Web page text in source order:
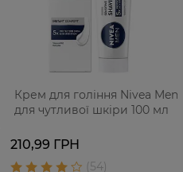
Крем для гоління Nivea Men
для чутливої шкіри 100 мл
210,99 ГРН